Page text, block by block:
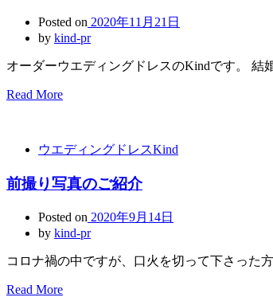
Posted on 2020年11月21日
by kind-pr
オーダーウエディングドレスのKindです。
Read More
ウエディングドレスKind
前撮り写真のご紹介
Posted on 2020年9月14日
by kind-pr
コロナ禍の中ですが、口火を切って下さった
Read More